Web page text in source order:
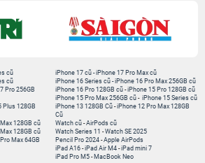
cũ
cũ
Pro 256GB
iPhone 17 cũ -iPhone 17 Pro Max cũ
iPhone 16 Series cũ - iPhone 16 Pro Max 256GB cũ
iPhone 16 Pro 128GB cũ -iPhone 15 Pro 128GB cũ
iPhone 15 Pro Max 256GB cũ - iPhone 15 Series cũ
Plus 128GB
128GB cũ
128GB cũ
Max 64GB
iPhone 13 128GB Cũ -iPhone 12 Pro Max 128GB
Cũ
Watch cũ -AirPods cũ
Watch Series 11 -Watch SE 2025
Pencil Pro 2024 -Apple AirPods
iPad A16 -iPad Air M4 -iPad mini 7
iPad Pro M5 - MacBook Neo